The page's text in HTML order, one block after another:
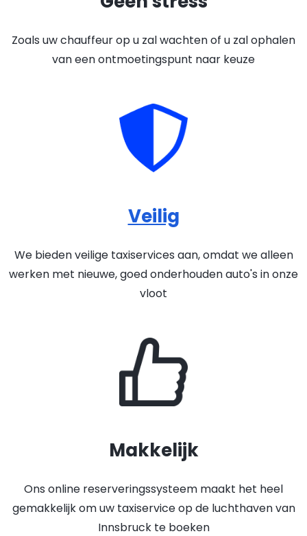
Zoals uw chauffeur op u zal wachten of u zal ophalen
van een ontmoetingspunt naar keuze
Veilig
We bieden veilige taxiservices aan, omdat we alleen
werken met nieuwe, goed onderhouden auto's in onze
vloot
Makkelijk
Ons online reserveringssysteem maakt het heel
gemakkelijk om uw taxiservice op de luchthaven van
Innsbruck te boeken